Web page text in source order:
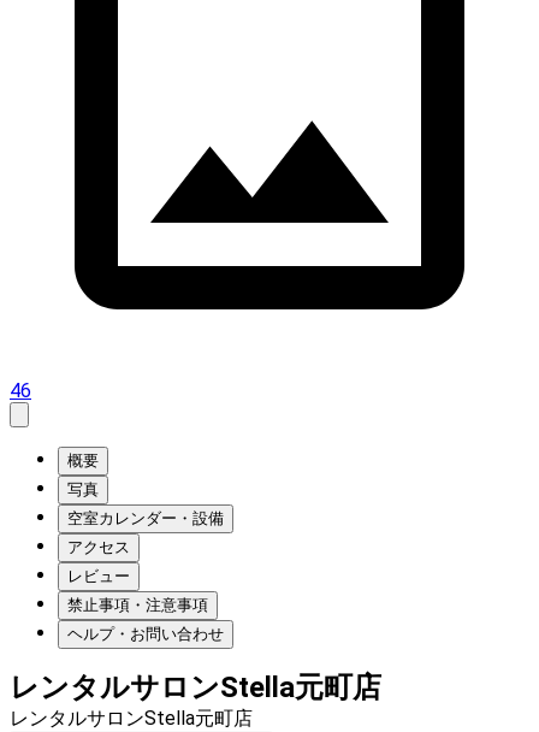
46
概要
写真
空室カレンダー・設備
アクセス
レビュー
禁止事項・注意事項
ヘルプ・お問い合わせ
レンタルサロンStella元町店
レンタルサロンStella元町店